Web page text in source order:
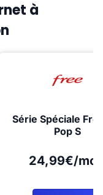
à
Série Spéciale
Pop S
24,99€/